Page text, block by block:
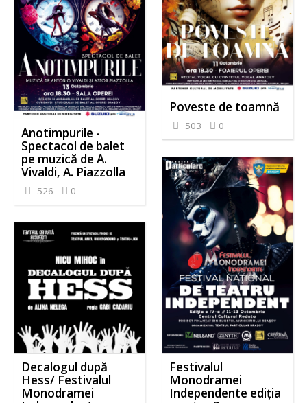
Poveste de toamnă
503 0
Anotimpurile -
Spectacol de balet
pe muzică de A.
Vivaldi, A. Piazzolla
526 0
Festivalul
Monodramei
Independente ediția
Decalogul după
Hess/ Festivalul
Monodramei